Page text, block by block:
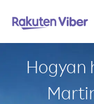
Hogyan